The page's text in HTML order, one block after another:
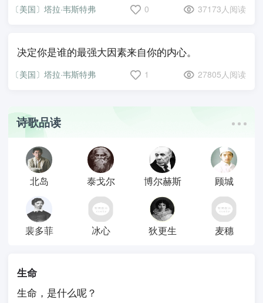
〔美国〕塔拉·韦斯特弗 0 37173人阅读
决定你是谁的最强大因素来自你的内心。
〔美国〕塔拉·韦斯特弗 1 27805人阅读
诗歌品读
北岛 泰戈尔 博尔赫斯 顾城
裴多菲 冰心 狄更生 麦穗
生命
生命，是什么呢？